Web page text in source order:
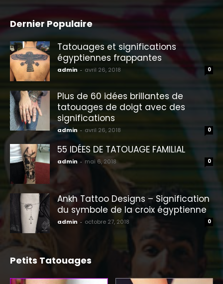
Dernier Populaire
Tatouages ​​et significations
égyptiennes frappantes
admin - avril 26, 2018 0
Plus de 60 idées brillantes de
tatouages ​​de doigt avec des
significations
admin - avril 26, 2018 0
55 IDÉES DE TATOUAGE FAMILIAL
admin - mai 6, 2018 0
Ankh Tattoo Designs – Signification
du symbole de la croix égyptienne
admin - octobre 27, 2018 0
Petits Tatouages